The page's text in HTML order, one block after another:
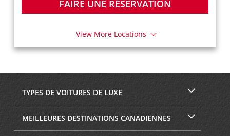
FAIRE UNE RÉSERVATION
View More Locations
TYPES DE VOITURES DE LUXE
MEILLEURES DESTINATIONS CANADIENNES